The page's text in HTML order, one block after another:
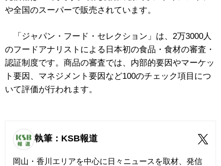
や全国のスーパーで販売されています。
「ジャパン・フード・セレクション」は、2万3000人
のフードアナリストによる日本初の食品・食材の審査・
認証制度です。商品の審査では、内部的要因やマーケッ
ト要因、マネジメント要因など100のチェック項目につ
いて評価が行われます。
執筆：KSB報道
岡山・香川エリアを中心に日々ニュースを取材、発信